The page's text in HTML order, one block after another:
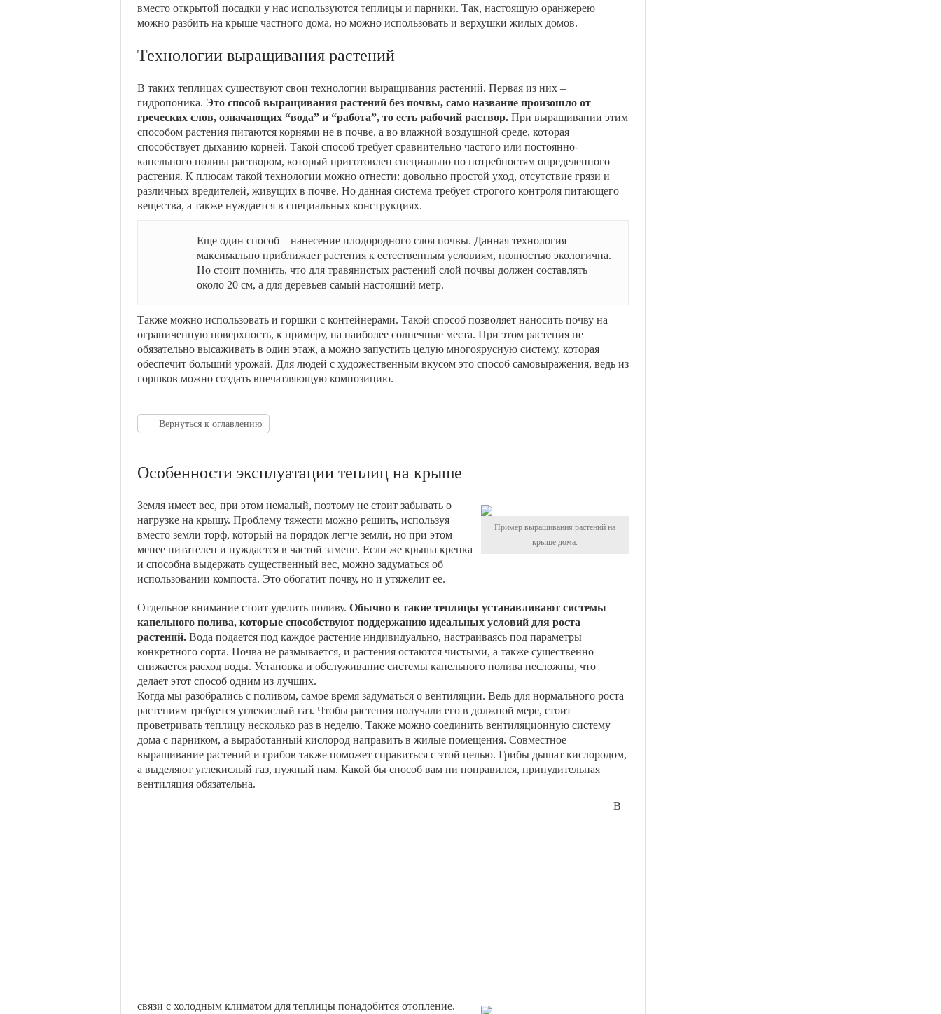
вместо открытой посадки у нас используются теплицы и парники. Так, настоящую оранжерею
можно разбить на крыше частного дома, но можно использовать и верхушки жилых домов.
Технологии выращивания растений
В таких теплицах существуют свои технологии выращивания растений. Первая из них –
гидропоника. Это способ выращивания растений без почвы, само название произошло от
греческих слов, означающих “вода” и “работа”, то есть рабочий раствор. При выращивании этим
способом растения питаются корнями не в почве, а во влажной воздушной среде, которая
способствует дыханию корней. Такой способ требует сравнительно частого или постоянно-
капельного полива раствором, который приготовлен специально по потребностям определенного
растения. К плюсам такой технологии можно отнести: довольно простой уход, отсутствие грязи и
различных вредителей, живущих в почве. Но данная система требует строгого контроля питающего
вещества, а также нуждается в специальных конструкциях.
Еще один способ – нанесение плодородного слоя почвы. Данная технология
максимально приближает растения к естественным условиям, полностью экологична.
Но стоит помнить, что для травянистых растений слой почвы должен составлять
около 20 см, а для деревьев самый настоящий метр.
Также можно использовать и горшки с контейнерами. Такой способ позволяет наносить почву на
ограниченную поверхность, к примеру, на наиболее солнечные места. При этом растения не
обязательно высаживать в один этаж, а можно запустить целую многоярусную систему, которая
обеспечит больший урожай. Для людей с художественным вкусом это способ самовыражения, ведь из
горшков можно создать впечатляющую композицию.
Вернуться к оглавлению
Особенности эксплуатации теплиц на крыше
Пример выращивания растений на
крыше дома.
Земля имеет вес, при этом немалый, поэтому не стоит забывать о
нагрузке на крышу. Проблему тяжести можно решить, используя
вместо земли торф, который на порядок легче земли, но при этом
менее питателен и нуждается в частой замене. Если же крыша крепка
и способна выдержать существенный вес, можно задуматься об
использовании компоста. Это обогатит почву, но и утяжелит ее.
Отдельное внимание стоит уделить поливу. Обычно в такие теплицы устанавливают системы
капельного полива, которые способствуют поддержанию идеальных условий для роста
растений. Вода подается под каждое растение индивидуально, настраиваясь под параметры
конкретного сорта. Почва не размывается, и растения остаются чистыми, а также существенно
снижается расход воды. Установка и обслуживание системы капельного полива несложны, что
делает этот способ одним из лучших.
Когда мы разобрались с поливом, самое время задуматься о вентиляции. Ведь для нормального роста
растениям требуется углекислый газ. Чтобы растения получали его в должной мере, стоит
проветривать теплицу несколько раз в неделю. Также можно соединить вентиляционную систему
дома с парником, а выработанный кислород направить в жилые помещения. Совместное
выращивание растений и грибов также поможет справиться с этой целью. Грибы дышат кислородом,
а выделяют углекислый газ, нужный нам. Какой бы способ вам ни понравился, принудительная
вентиляция обязательна.
В
связи с холодным климатом для теплицы понадобится отопление.